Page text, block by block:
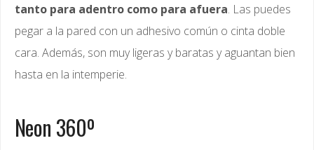
tanto para adentro como para afuera. Las puedes
pegar a la pared con un adhesivo común o cinta doble
cara. Además, son muy ligeras y baratas y aguantan bien
hasta en la intemperie.
Neon 360º